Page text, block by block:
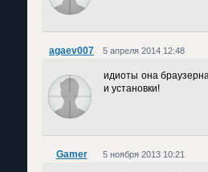
agaev007 5 апреля 2014 12:48
идиоты она
и установки!
Gamer 5 ноября 2013 10:21